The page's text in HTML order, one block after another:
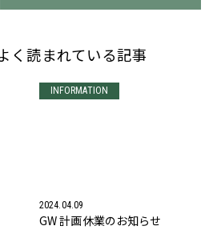
く読まれている記事
INFORMATION
2024.04.09
GW 計画休業のお知らせ